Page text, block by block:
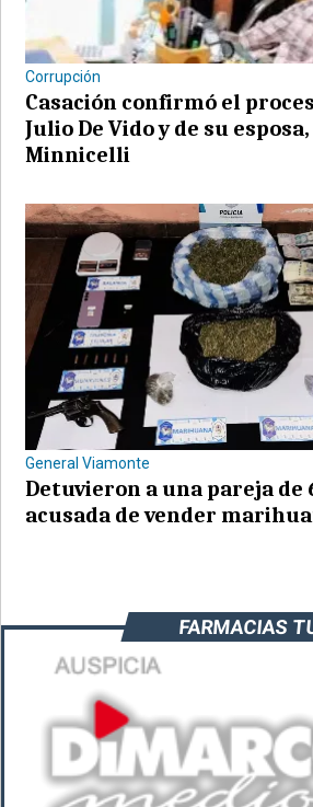
Corrupción
Casación confirmó el
Julio De Vido y de su
Minnicelli
General Viamonte
Detuvieron a una pareja de
acusada de vender
FARMACIAS